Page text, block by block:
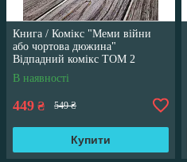
Книга / Комікс "Меми війни
або чортова дюжина"
Відпадний комікс ТОМ 2
Трегуб Ганна
В наявності
449 ₴ 549 ₴
Купити